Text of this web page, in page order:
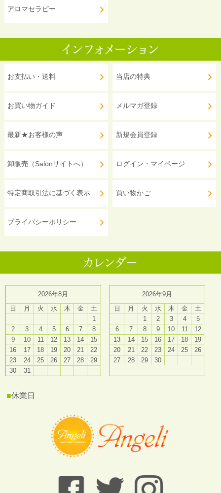
アロマセラピー
お支払い・送料
お買い物ガイド
最新★お客様の声
卸販売（Salonサイトへ）
特定商取引法に基づく表示
プライバシーポリシー
当店の特典
メルマガ登録
新規会員登録
ログイン・マイページ
買い物かご
2026年8月
日
月 火 水 木 金
土
1
2
3 4 5 6 7
8
9
10 11 12 13 14
15
16
17 18 19 20 21
22
23
24 25 26 27 28
29
30
31
2026年9月
日
月 火 水 木 金
土
1
2 3 4
5
6
7 8 9 10 11
12
13
14 15 16 17 18
19
20
21 22 23 24 25
26
27
28 29 30
■休業日